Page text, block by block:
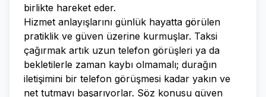
birlikte hareket eder.
Hizmet anlayışlarını günlük hayatta görülen
pratiklik ve güven üzerine kurmuşlar. Taksi
çağırmak artık uzun telefon görüşleri ya da
bekletilerle zaman kaybı olmamalı; durağın
iletişimini bir telefon görüşmesi kadar yakın ve
net tutmayı başarıyorlar. Söz konusu güven